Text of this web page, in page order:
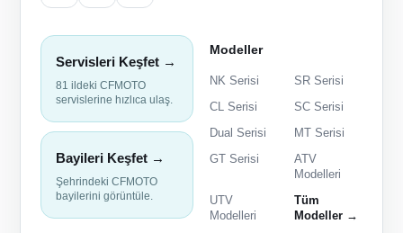
Servisleri Keşfet →
81 ildeki CFMOTO
servislerine hızlıca ulaş.
Bayileri Keşfet →
Şehrindeki CFMOTO
bayilerini görüntüle.
Modeller
NK Serisi
SR Serisi
CL Serisi
SC Serisi
Dual Serisi
MT Serisi
GT Serisi
ATV
Modelleri
UTV
Modelleri
Tüm
Modeller →